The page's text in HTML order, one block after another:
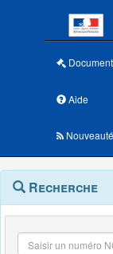
Aide
Navigation
outils
Menu
contextuel
Recherche